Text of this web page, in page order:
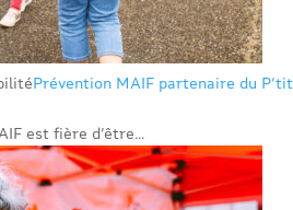
Prévention MAIF partenaire du P’tit
est fière d’être...